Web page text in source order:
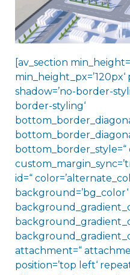
[av_section
min_height_px=’120px‘
shadow=’no-border-
border-styling‘
bottom_border_style=“
id=“
attachment=“
position=’top left‘